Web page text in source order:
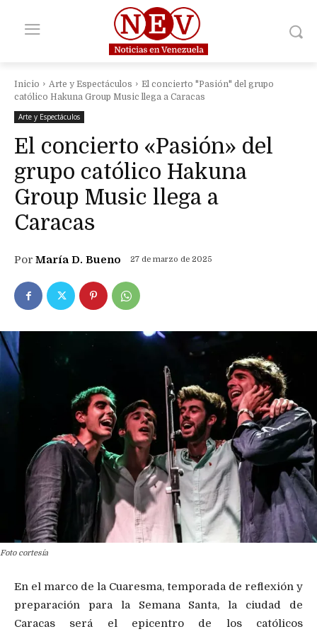
Inicio Arte y Espectáculos
El concierto "Pasión" del grupo
católico Hakuna Group Music llega a Caracas
Arte y Espectáculos
El concierto «Pasión» del
grupo católico Hakuna
Group Music llega a
Caracas
Por María D. Bueno 27 de marzo de 2025
Foto cortesía
En el marco de la Cuaresma, temporada de reflexión y
preparación para la Semana Santa, la ciudad de
Caracas será el epicentro de los católicos